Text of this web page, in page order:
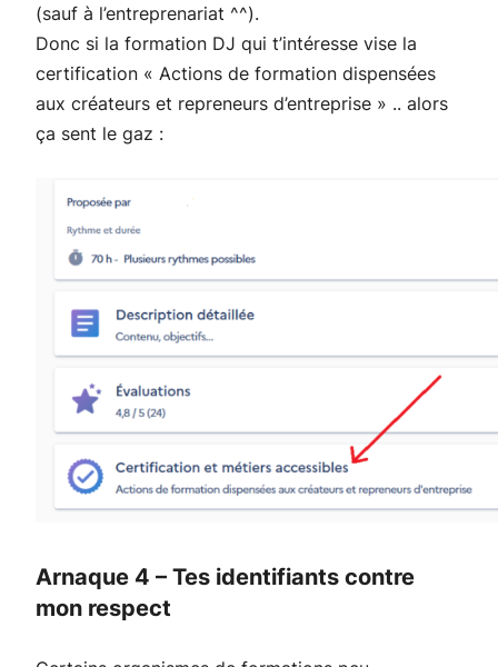
(sauf à l’entreprenariat ^^).
Donc si la formation DJ qui t’intéresse vise la
certification « Actions de formation dispensées
aux créateurs et repreneurs d’entreprise » .. alors
ça sent le gaz :
Arnaque 4 – Tes identifiants contre
mon respect